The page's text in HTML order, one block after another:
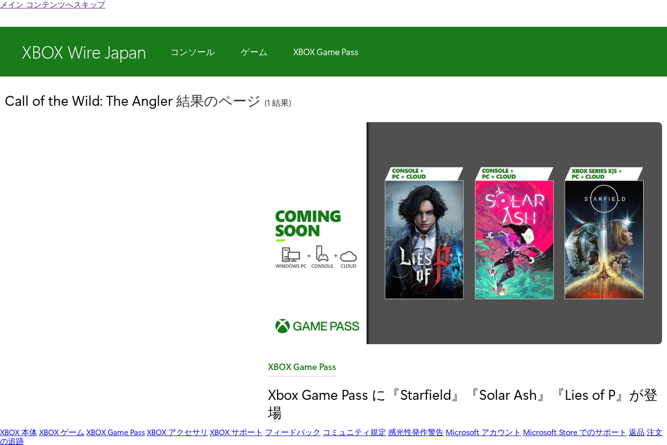
メイン コンテンツへスキップ
XBOX Wire Japan コンソール ゲーム XBOX Game Pass
Call of the Wild: The Angler結果のページ (1 結果)
カ
ゴ
リ
XBOX Game Pass
Xbox Game Pass に『Starfield』『Solar Ash』『Lies of P』が登
場
XBOX 本体XBOX ゲーム XBOX Game PassXBOX アクセサリ XBOX サポート フィードバック コミュニティ規定 感光性発作警告 Microsoft アカウント Microsoft Store でのサポート 返品 注文
の追跡